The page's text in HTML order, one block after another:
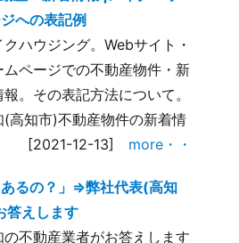
への表記例
クハウジング。Webサイト・
ムページでの不動産物件・新
報。その表記方法について。
(高知市)不動産物件の新着情
[2021-12-13] more・・
あるの？」⇒弊社代表(高知
答えします
の不動産業者がお答えします